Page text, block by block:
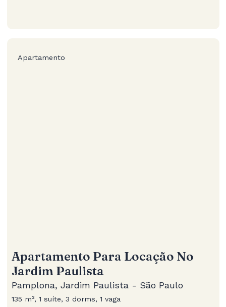
Apartamento
Apartamento Para Locação No
Jardim Paulista
Pamplona, Jardim Paulista - São Paulo
135 m², 1 suíte, 3 dorms, 1 vaga